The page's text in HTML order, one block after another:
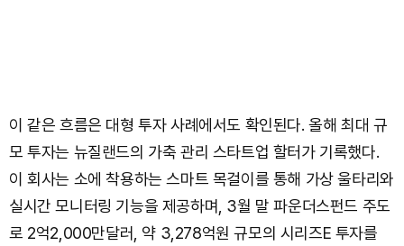
이 같은 흐름은 대형 투자 사례에서도 확인된다. 올해 최대 규
모 투자는 뉴질랜드의 가축 관리 스타트업 할터가 기록했다.
이 회사는 소에 착용하는 스마트 목걸이를 통해 가상 울타리와
실시간 모니터링 기능을 제공하며, 3월 말 파운더스펀드 주도
로 2억2,000만달러, 약 3,278억원 규모의 시리즈E 투자를